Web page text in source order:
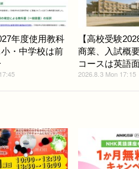
年度使用教科
・中学校は前
【高校受験
商業、入試概
コースは英語
2026.8.3 Mon 17:15